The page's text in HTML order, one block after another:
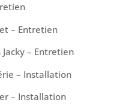
– Entretien
– Entretien
– Installation
– Installation